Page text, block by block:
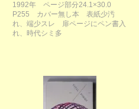
1992年 ページ部分24.1×30.0
P255 カバー無し本 表紙少汚
れ、端少スレ 扉ページにペン書入
れ、時代シミ多